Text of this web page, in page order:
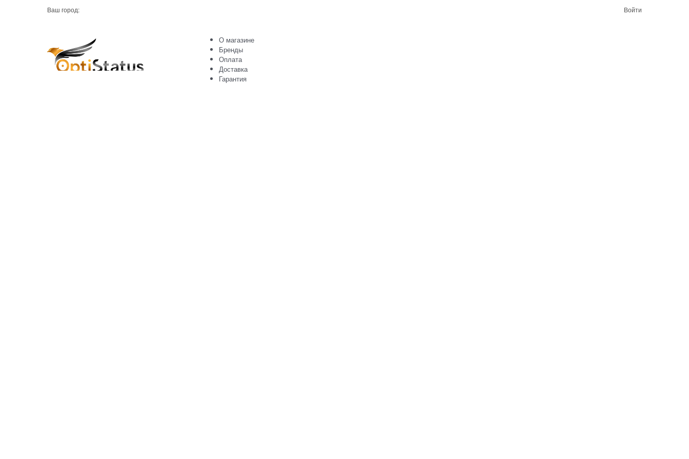
Ваш город: Войти
О магазине
Бренды
Оплата
Доставка
Гарантия